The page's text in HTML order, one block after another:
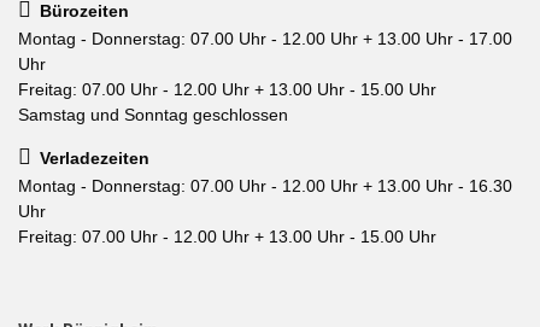
Bürozeiten
Montag - Donnerstag: 07.00 Uhr - 12.00 Uhr + 13.00 Uhr - 17.00
Uhr
Freitag: 07.00 Uhr - 12.00 Uhr + 13.00 Uhr - 15.00 Uhr
Samstag und Sonntag geschlossen
Verladezeiten
Montag - Donnerstag: 07.00 Uhr - 12.00 Uhr + 13.00 Uhr - 16.30
Uhr
Freitag: 07.00 Uhr - 12.00 Uhr + 13.00 Uhr - 15.00 Uhr